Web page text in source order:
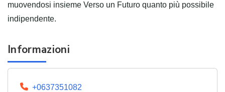
muovendosi insieme Verso un Futuro quanto più possibile
indipendente.
Informazioni
+0637351082